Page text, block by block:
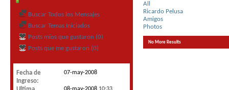
Buscar Todos los Mensajes
Buscar Temas Iniciados
Posts míos que gustaron (0)
Posts que me gustaron (0)
Fecha de
Ingreso
07-may-2008
All
Ricardo Pelusa
Amigos
Photos
No More Results